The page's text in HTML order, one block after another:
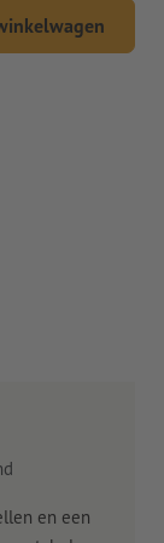
en een